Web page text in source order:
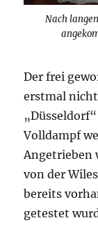
Nach
Der frei
erstmal
Volldampf
Angetrieben
von der
bereits
getestet